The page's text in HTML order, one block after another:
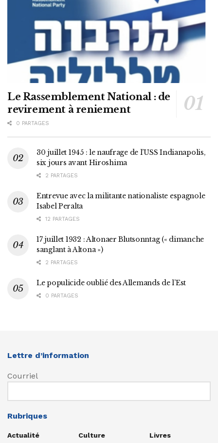
Le Rassemblement National : de
revirement à reniement
0 PARTAGES
30 juillet 1945 : le naufrage de l’USS Indianapolis,
six jours avant Hiroshima
2 PARTAGES
Entrevue avec la militante nationaliste espagnole
Isabel Peralta
12 PARTAGES
17 juillet 1932 : Altonaer Blutsonntag (« dimanche
sanglant à Altona »)
2 PARTAGES
Le populicide oublié des Allemands de l’Est
0 PARTAGES
Lettre d’information
Courriel
Rubriques
Actualité
Culture
Livres